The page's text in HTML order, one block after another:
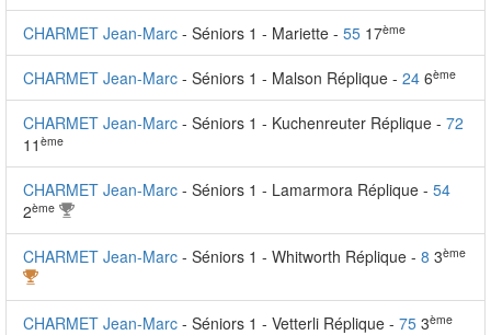
CHARMET Jean-Marc - Séniors 1 - Mariette - 55 17ème
CHARMET Jean-Marc - Séniors 1 - Malson Réplique - 24 6ème
CHARMET Jean-Marc - Séniors 1 - Kuchenreuter Réplique - 72
11 ème
CHARMET Jean-Marc - Séniors 1 - Lamarmora Réplique - 54
2ème
CHARMET Jean-Marc - Séniors 1 - Whitworth Réplique - 8 3ème
CHARMET Jean-Marc - Séniors 1 - Vetterli Réplique - 75 3ème